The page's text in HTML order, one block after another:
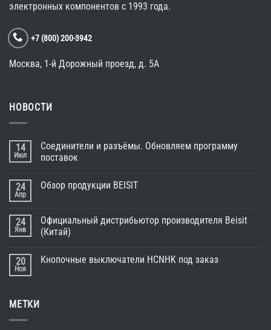
электронных компонентов c 1993 года.
+7 (800) 200-3942
Москва, 1-й Дорожный проезд, д. 5A
НОВОСТИ
14
Июл
Соединители и разъёмы. Обновляем программу
поставок
24
Апр
Обзор продукции BEISIT
24
Янв
Официальный дистрибьютор производителя Beisit
(Китай)
20
Ноя
Кнопочные выключатели HCNHK под заказ
МЕТКИ